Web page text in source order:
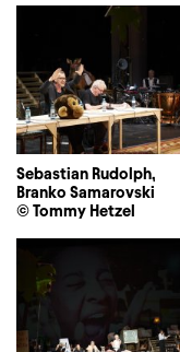
Sebastian Rudolph,
Branko Samarovski
© Tommy Hetzel